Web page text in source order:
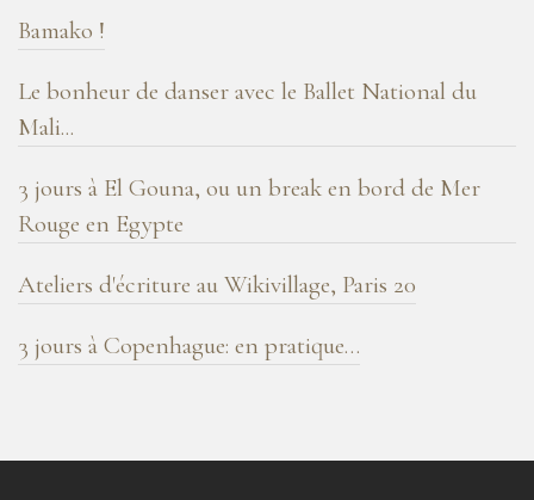
Bamako !
Le bonheur de danser avec le Ballet National du
Mali...
3 jours à El Gouna, ou un break en bord de Mer
Rouge en Egypte
Ateliers d'écriture au Wikivillage, Paris 20
3 jours à Copenhague: en pratique…